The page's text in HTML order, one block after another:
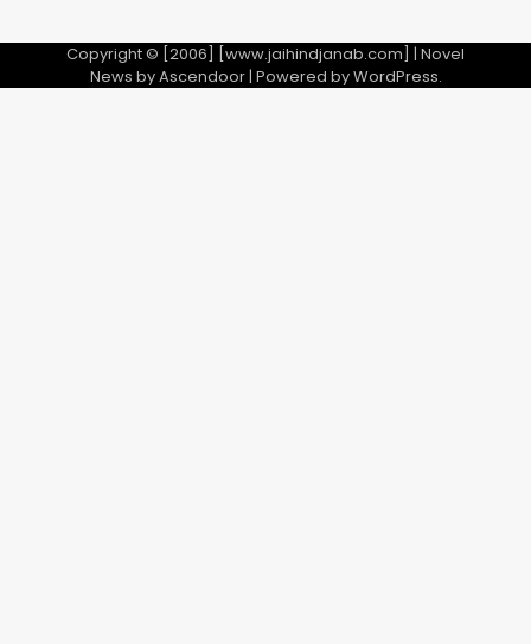
Copyright © [2006] [www.jaihindjanab.com] | Novel
News byAscendoor| Powered byWordPress.